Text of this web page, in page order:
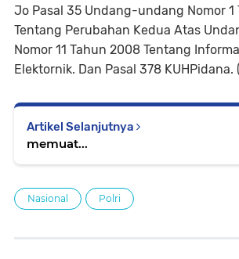
Jo Pasal 35 Undang-undang Nomor 1
Tentang Perubahan Kedua Atas
Nomor 11 Tahun 2008 Tentang
Elektornik. Dan Pasal 378 KUHPidana.
Artikel Selanjutnya
memuat...
Nasional Polri